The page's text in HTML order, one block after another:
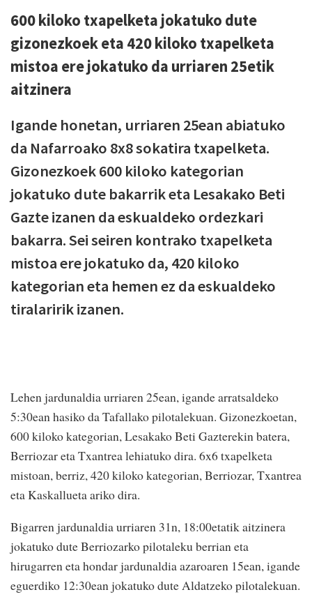
600 kiloko txapelketa jokatuko dute
gizonezkoek eta 420 kiloko txapelketa
mistoa ere jokatuko da urriaren 25etik
aitzinera
Igande honetan, urriaren 25ean abiatuko
da Nafarroako 8x8 sokatira txapelketa.
Gizonezkoek 600 kiloko kategorian
jokatuko dute bakarrik eta Lesakako Beti
Gazte izanen da eskualdeko ordezkari
bakarra. Sei seiren kontrako txapelketa
mistoa ere jokatuko da, 420 kiloko
kategorian eta hemen ez da eskualdeko
tiralaririk izanen.
Lehen jardunaldia urriaren 25ean, igande arratsaldeko
5:30ean hasiko da Tafallako pilotalekuan. Gizonezkoetan,
600 kiloko kategorian, Lesakako Beti Gazterekin batera,
Berriozar eta Txantrea lehiatuko dira. 6x6 txapelketa
mistoan, berriz, 420 kiloko kategorian, Berriozar, Txantrea
eta Kaskallueta ariko dira.
Bigarren jardunaldia urriaren 31n, 18:00etatik aitzinera
jokatuko dute Berriozarko pilotaleku berrian eta
hirugarren eta hondar jardunaldia azaroaren 15ean, igande
eguerdiko 12:30ean jokatuko dute Aldatzeko pilotalekuan.